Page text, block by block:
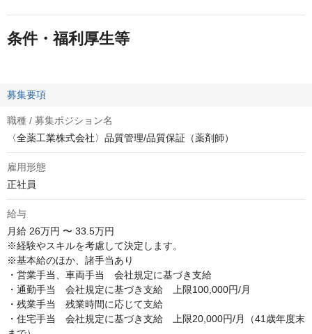
条件・福利厚生等
募集要項
職種 / 募集ポジション名
〈全薬工業株式会社〉品質管理/品質保証（薬剤師）
雇用形態
正社員
給与
月給 26万円 〜 33.5万円
※経験やスキルを考慮して決定します。
※基本給のほか、諸手当あり
・営業手当、車両手当　会社規定に基づき支給
・通勤手当　会社規定に基づき支給　上限100,000円/月
・残業手当　残業時間に応じて支給
・住宅手当　会社規定に基づき支給　上限20,000円/月（41歳年度末